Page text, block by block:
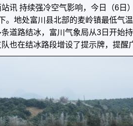
讯 持续强冷空气影响，今日（6日
。地处富川县北部的麦岭镇最低气
道路结冰，富川气象局从3日开始
也在结冰路段增设了提示牌，提醒